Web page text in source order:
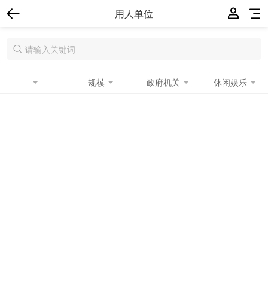
用人单位
规模 政府机关 休闲娱乐